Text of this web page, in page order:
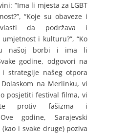
“Ima li mjesta za LGBT
“Koje su obaveze i
vlasti da podržava i
i kulturu?”, “Ko
našoj borbi i ima li
godine, odgovori na
strategije našeg otpora
na Merlinku, vi
posjetiti festival filma, vi
protiv fašizma i
godine, Sarajevski
i svake druge) poziva